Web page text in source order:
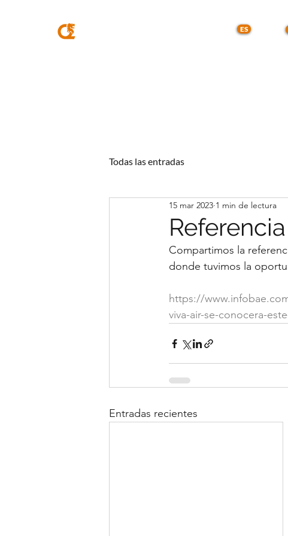
ES
Todas las entradas
15 mar 2023 1 min de lectura
Compartimos la
donde tuvimos la
https://
viva-air-se-conocera-
Entradas recientes